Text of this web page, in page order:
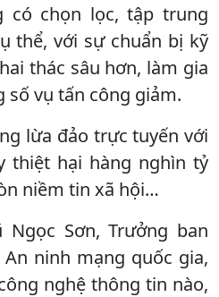
có chọn lọc, tập trung
thể, với sự chuẩn bị kỹ
thác sâu hơn, làm gia
số vụ tấn công giảm.
lừa đảo trực tuyến với
thiệt hại hàng nghìn tỷ
niềm tin xã hội…
Ngọc Sơn, Trưởng ban
ninh mạng quốc gia,
nghệ thông tin nào,